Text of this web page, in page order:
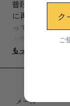
普段は目立つこ
に再構築させ
っておくもの
と鑑賞するも
います。ロス
用いています
に、熱を加え
もっと見る
メール
ク
ご